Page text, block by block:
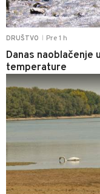
DRUŠTVO Pre 1 h
Danas naoblačenje
temperature